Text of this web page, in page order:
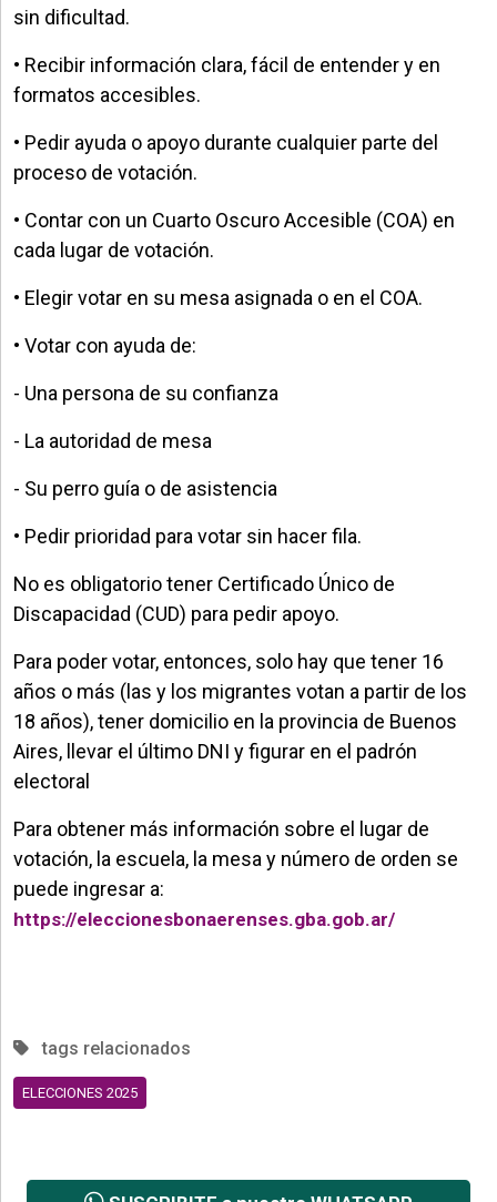
sin dificultad.
• Recibir información clara, fácil de entender y en
formatos accesibles.
• Pedir ayuda o apoyo durante cualquier parte del
proceso de votación.
• Contar con un Cuarto Oscuro Accesible (COA) en
cada lugar de votación.
• Elegir votar en su mesa asignada o en el COA.
• Votar con ayuda de:
- Una persona de su confianza
- La autoridad de mesa
- Su perro guía o de asistencia
• Pedir prioridad para votar sin hacer fila.
No es obligatorio tener Certificado Único de
Discapacidad (CUD) para pedir apoyo.
Para poder votar, entonces, solo hay que tener 16
años o más (las y los migrantes votan a partir de los
18 años), tener domicilio en la provincia de Buenos
Aires, llevar el último DNI y figurar en el padrón
electoral
Para obtener más información sobre el lugar de
votación, la escuela, la mesa y número de orden se
puede ingresar a:
https://eleccionesbonaerenses.gba.gob.ar/
tags relacionados
ELECCIONES 2025